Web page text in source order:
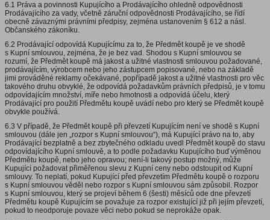
6.1 Práva a povinnosti Kupujícího a Prodávajícího ohledně odpovědnosti
Prodávajícího za vady, včetně záruční odpovědnosti Prodávajícího, se řídí
obecně závaznými právními předpisy, zejména ustanovením § 612 a násl.
Občanského zákoníku.
6.2 Prodávající odpovídá Kupujícímu za to, že Předmět koupě je ve shodě
s Kupní smlouvou, zejména, že je bez vad. Shodou s Kupní smlouvou se
rozumí, že Předmět koupě má jakost a užitné vlastnosti smlouvou požadované,
prodávajícím, výrobcem nebo jeho zástupcem popisované, nebo na základě
jimi prováděné reklamy očekávané, popřípadě jakost a užitné vlastnosti pro věc
takového druhu obvyklé, že odpovídá požadavkům právních předpisů, je v tomu
odpovídajícím množství, míře nebo hmotnosti a odpovídá účelu, který
Prodávající pro použití Předmětu koupě uvádí nebo pro který se Předmět koupě
obvykle používá.
6.3 V případě, že Předmět koupě při převzetí Kupujícím není ve shodě s Kupní
smlouvou (dále jen „rozpor s Kupní smlouvou“), má Kupující právo na to, aby
Prodávající bezplatně a bez zbytečného odkladu uvedl Předmět koupě do stavu
odpovídajícího Kupní smlouvě, a to podle požadavku Kupujícího buď výměnou
Předmětu koupě, nebo jeho opravou; není-li takový postup možný, může
Kupující požadovat přiměřenou slevu z Kupní ceny nebo odstoupit od Kupní
smlouvy. To neplatí, pokud Kupující před převzetím Předmětu koupě o rozporu
s Kupní smlouvou věděl nebo rozpor s Kupní smlouvou sám způsobil. Rozpor
s Kupní smlouvou, který se projeví během 6 (šesti) měsíců ode dne převzetí
Předmětu koupě Kupujícím se považuje za rozpor existující již při jejím převzetí,
pokud to neodporuje povaze věci nebo pokud se neprokáže opak.